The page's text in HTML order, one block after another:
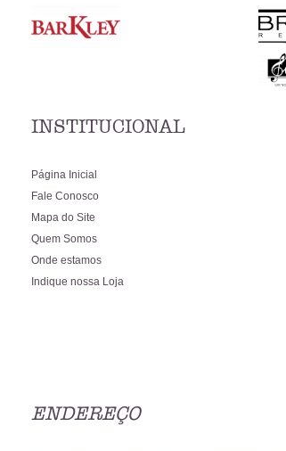
INSTITUCIONAL
Página Inicial
Fale Conosco
Mapa do Site
Quem Somos
Onde estamos
Indique nossa Loja
ENDEREÇO